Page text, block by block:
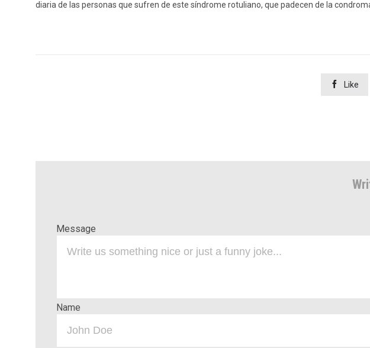
diaria de las personas que sufren de este síndrome rotuliano, que padecen de la
 Like
Message
Name